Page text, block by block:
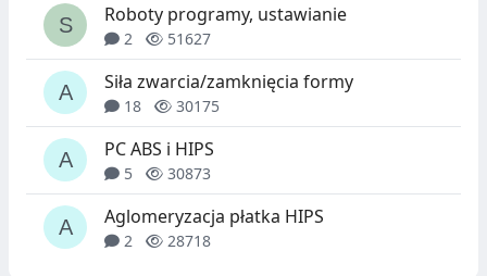
Roboty programy, ustawianie
2 51627
Siła zwarcia/zamknięcia formy
18 30175
PC ABS i HIPS
5 30873
Aglomeryzacja płatka HIPS
2 28718